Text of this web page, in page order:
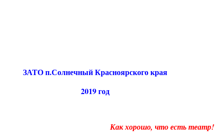
ЗАТО п.Солнечный Красноярского края
2019 год
Как хорошо, что есть театр!